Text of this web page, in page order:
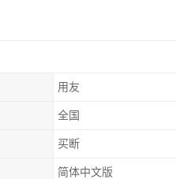
用友
全国
买断
简体中文版